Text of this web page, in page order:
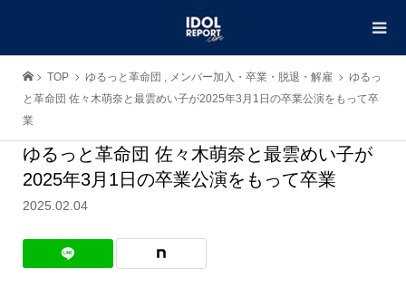
TOP ゆるっと革命団 , メンバー加入・卒業・脱退・解雇
ゆるっ
と革命団 佐々木萌奈と最雲めい子が2025年3月1日の卒業公演をもって卒
業
ゆるっと革命団 佐々木萌奈と最雲めい子が
2025年3月1日の卒業公演をもって卒業
2025.02.04